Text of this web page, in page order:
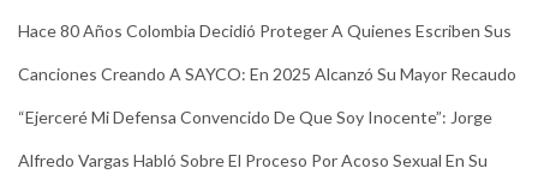
Hace 80 Años Colombia Decidió Proteger A Quienes Escriben Sus
Canciones Creando A SAYCO: En 2025 Alcanzó Su Mayor Recaudo
“Ejerceré Mi Defensa Convencido De Que Soy Inocente”: Jorge
Alfredo Vargas Habló Sobre El Proceso Por Acoso Sexual En Su